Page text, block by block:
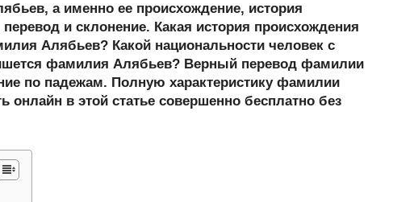
er at
s
A
p
e
gr
a
m
ail р
а
в
и
а именно ее происхождение, история
и склонение. Какая история происхождения
Алябьев? Какой национальности человек с
фамилия Алябьев? Верный перевод фамилии
по падежам. Полную характеристику фамилии
онлайн в этой статье совершенно бесплатно без